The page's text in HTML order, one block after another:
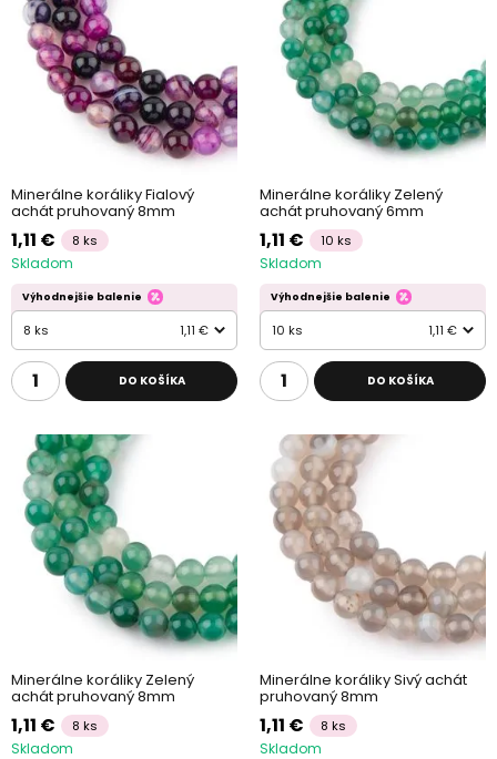
Minerálne koráliky Fialový
achát pruhovaný 8mm
1,11 € 8 ks
Skladom
Výhodnejšie balenie
8 ks 1,11 €
DO KOŠÍKA
Minerálne koráliky Zelený
achát pruhovaný 6mm
1,11 € 10 ks
Skladom
Výhodnejšie balenie
10 ks 1,11 €
DO KOŠÍKA
Minerálne koráliky Zelený
achát pruhovaný 8mm
1,11 € 8 ks
Skladom
Minerálne koráliky Sivý achát
pruhovaný 8mm
1,11 € 8 ks
Skladom